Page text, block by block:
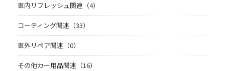
車内リフレッシュ関連（4）
コーティング関連（33）
車外リペア関連（0）
その他カー用品関連（16）